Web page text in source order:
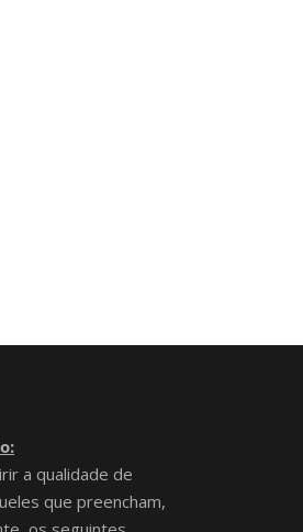
a qualidade de
que preencham,